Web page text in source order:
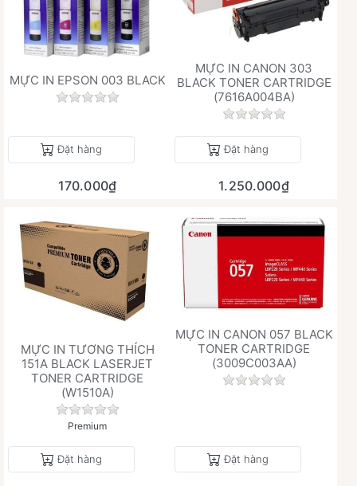
MỰC IN EPSON 003 BLACK
Chưa có đánh giá nào cho sản phẩm này.
Đặt hàng
170.000₫
MỰC IN CANON 303
BLACK TONER CARTRIDGE
(7616A004BA)
Chưa có đánh giá
Đặt hàng
1.250.000₫
MỰC IN TƯƠNG THÍCH
151A BLACK LASERJET
TONER CARTRIDGE
(W1510A)
Chưa có đánh giá nào cho sản phẩm này.
Premium
Đặt hàng
MỰC IN CANON 057 BLACK
TONER CARTRIDGE
(3009C003AA)
Chưa có đánh giá
Đặt hàng